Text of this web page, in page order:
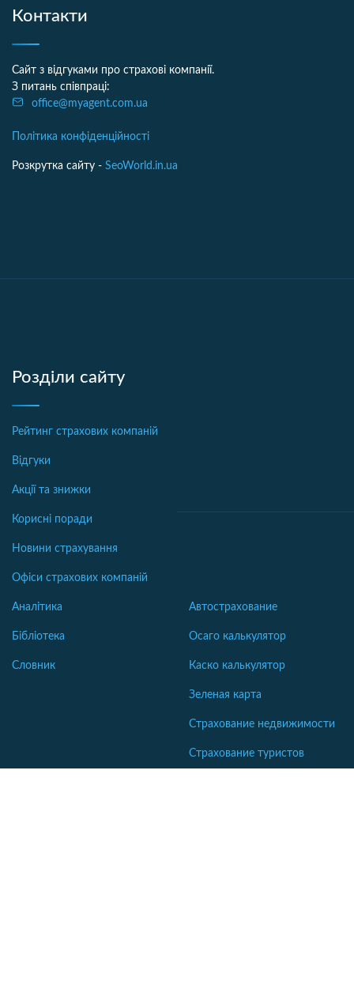
Контакти
Сайт з відгуками про страхові компанії.
З питань співпраці:
office@myagent.com.ua
Політика конфіденційності
Розкрутка сайту - SeoWorld.in.ua
Розділи сайту
Рейтинг страхових компаній
Відгуки
Акції та знижки
Корисні поради
Новини страхування
Офіси страхових компаній
Аналітика
Бібліотека
Словник
Автострахование
Осаго калькулятор
Каско калькулятор
Зеленая карта
Страхование недвижимости
Страхование туристов